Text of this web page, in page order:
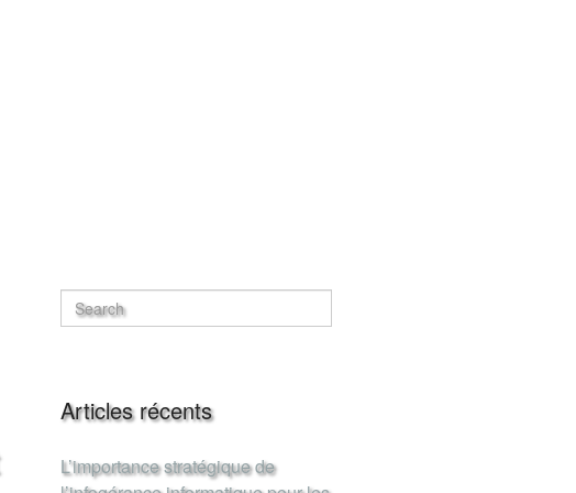
Articles récents
L’importance stratégique de